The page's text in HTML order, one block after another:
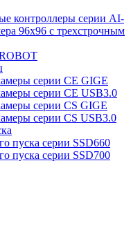
контроллеры серии AI-
96х96 с трехстрочным
серии CE GIGE
серии CE USB3.0
серии CS GIGE
серии CS USB3.0
пуска серии SSD660
пуска серии SSD700